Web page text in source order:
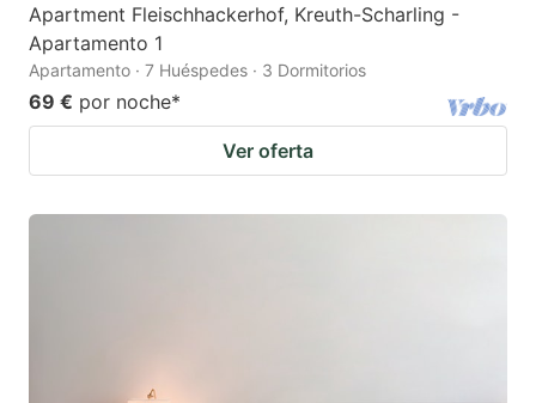
Apartment Fleischhackerhof, Kreuth-Scharling -
Apartamento 1
Apartamento · 7 Huéspedes · 3 Dormitorios
69 € por noche*
Ver oferta